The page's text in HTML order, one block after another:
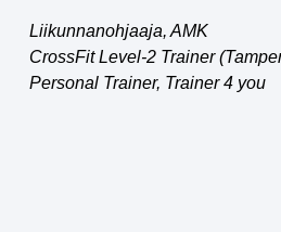
Liikunnanohjaaja, AMK
CrossFit Level-2 Trainer
Personal Trainer, Trainer 4 you